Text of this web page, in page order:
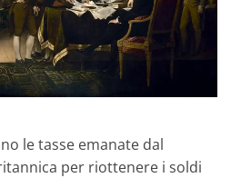
le tasse emanate dal
per riottenere i soldi